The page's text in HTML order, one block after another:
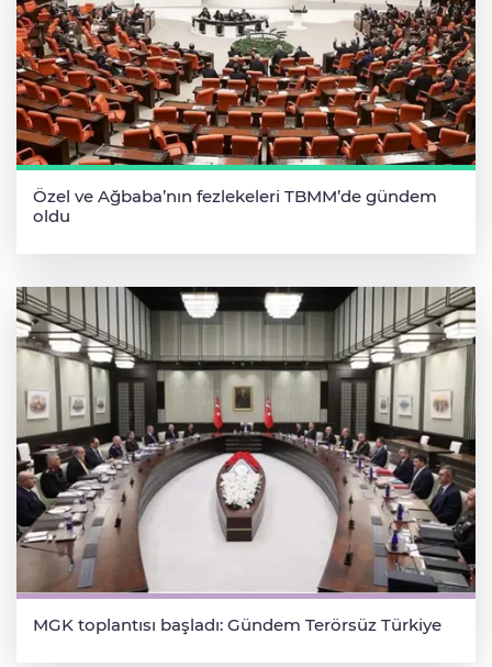
Özel ve Ağbaba’nın fezlekeleri TBMM’de gündem
oldu
MGK toplantısı başladı: Gündem Terörsüz Türkiye